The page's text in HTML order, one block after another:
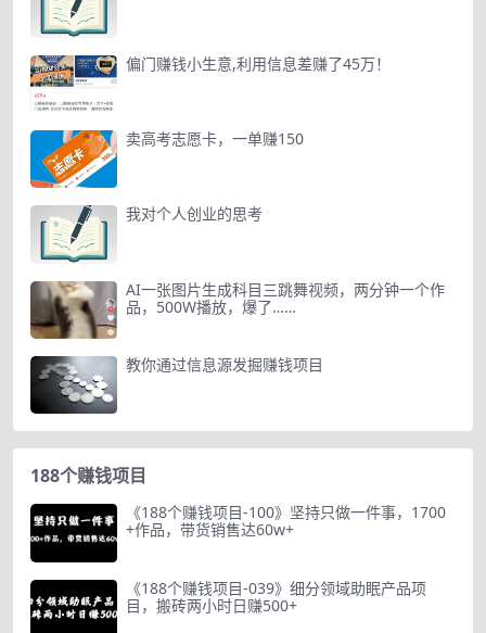
偏门赚钱小生意,利用信息差赚了45万！
卖高考志愿卡，一单赚150
我对个人创业的思考
AI一张图片生成科目三跳舞视频，两分钟一个作
品，500W播放，爆了……
教你通过信息源发掘赚钱项目
188个赚钱项目
《188个赚钱项目-100》坚持只做一件事，1700
+作品，带货销售达60w+
《188个赚钱项目-039》细分领域助眠产品项
目，搬砖两小时日赚500+